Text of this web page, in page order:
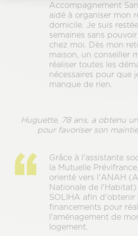
Accompagnement
aidé à organiser mon
domicile. Je suis
semaines sans
chez moi. Dès mon
maison, un conseiller
réaliser toutes les
nécessaires pour que
manque de rien.
Huguette, 78 ans, a obtenu
pour favoriser son
Grâce à l'assistante
la Mutuelle
orienté vers l'ANAH
Nationale de
SOLIHA afin d'obtenir
financements pour
l'aménagement de
logement.